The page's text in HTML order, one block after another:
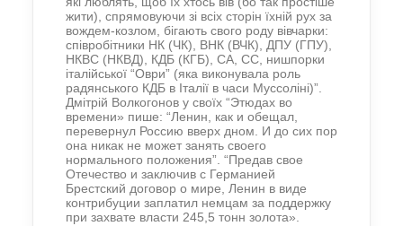
жити), спрямовуючи зі всіх сторін їхній рух за
вождем-козлом, бігають свого роду вівчарки:
співробітники НК (ЧК), ВНК (ВЧК), ДПУ (ГПУ),
НКВС (НКВД), КДБ (КГБ), СА, СС, нишпорки
італійської “Оври” (яка виконувала роль
радянського КДБ в Італії в часи Муссоліні)”.
Дмітрій Волкогонов у своїх “Этюдах во
времени» пише: “Ленин, как и обещал,
перевернул Россию вверх дном. И до сих пор
она никак не может занять своего
нормального положения”. “Предав свое
Отечество и заключив с Германией
Брестский договор о мире, Ленин в виде
контрибуции заплатил немцам за поддержку
при захвате власти 245,5 тонн золота».